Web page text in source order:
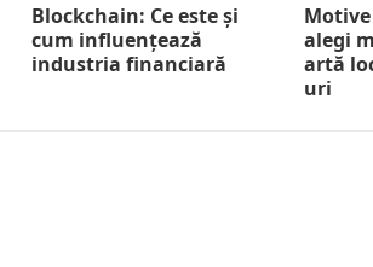
Blockchain: Ce este și
cum influențează
industria financiară
alegi
artă
uri